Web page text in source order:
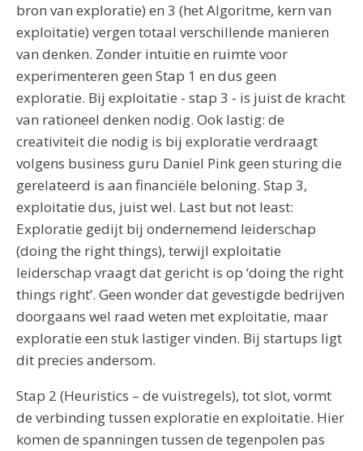
bron van exploratie) en 3 (het Algoritme, kern van
exploitatie) vergen totaal verschillende manieren
van denken. Zonder intuïtie en ruimte voor
experimenteren geen Stap 1 en dus geen
exploratie. Bij exploitatie - stap 3 - is juist de kracht
van rationeel denken nodig. Ook lastig: de
creativiteit die nodig is bij exploratie verdraagt
volgens business guru Daniel Pink geen sturing die
gerelateerd is aan financiële beloning. Stap 3,
exploitatie dus, juist wel. Last but not least:
Exploratie gedijt bij ondernemend leiderschap
(doing the right things), terwijl exploitatie
leiderschap vraagt dat gericht is op ‘doing the right
things right’. Geen wonder dat gevestigde bedrijven
doorgaans wel raad weten met exploitatie, maar
exploratie een stuk lastiger vinden. Bij startups ligt
dit precies andersom.
Stap 2 (Heuristics – de vuistregels), tot slot, vormt
de verbinding tussen exploratie en exploitatie. Hier
komen de spanningen tussen de tegenpolen pas